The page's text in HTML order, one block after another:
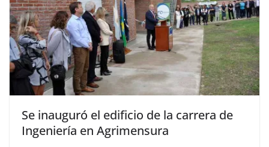
Se inauguró el edificio de la carrera de
Ingeniería en Agrimensura